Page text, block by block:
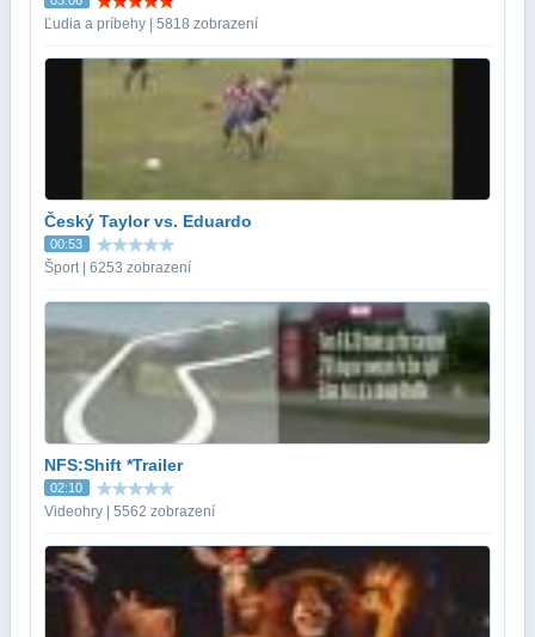
Ľudia a príbehy | 5818 zobrazení
Český Taylor vs. Eduardo
00:53
Šport | 6253 zobrazení
NFS:Shift *Trailer
02:10
Videohry | 5562 zobrazení